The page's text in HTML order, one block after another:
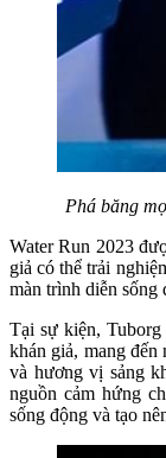
Phá băng
Water Run 2023
giả có thể trải
màn trình diễn sống
Tại sự kiện, Tuborg
khán giả, mang
và hương vị sảng
nguồn cảm hứng
sống động và tạo